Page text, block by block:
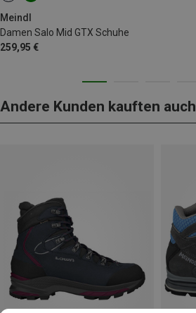
Meindl
Damen Salo Mid GTX Schuhe
259,95 €
Andere Kunden kauften auch